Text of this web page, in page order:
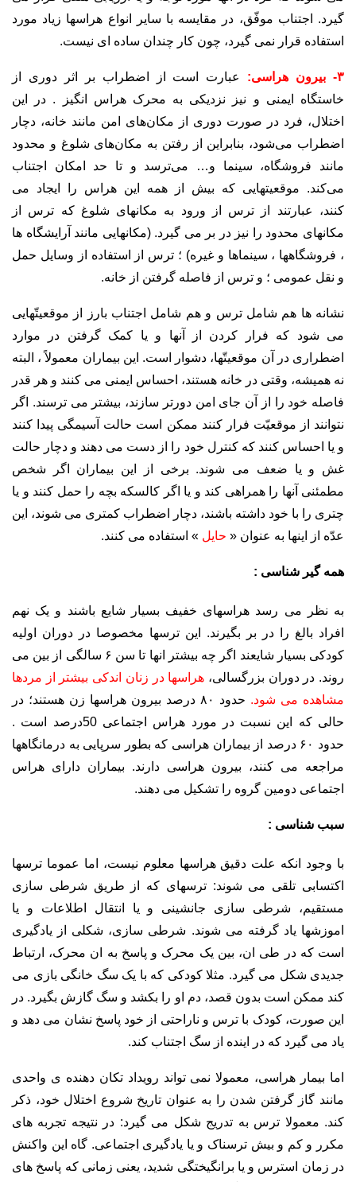
گیرد. اجتناب موفّق، در مقایسه با سایر انواع هراسها زیاد مورد
استفاده قرار نمی گیرد، چون کار چندان ساده ای نیست.
۳- بیرون هراسی:
عبارت است از اضطراب بر اثر دوری از
خاستگاه ایمنی و نیز نزدیکی به محرک هراس انگیز . در این
اختلال،‌ فرد در صورت دوری از مکان‌های امن مانند خانه، دچار
اضطراب می‌شود، بنابراین از رفتن به مکان‌های شلوغ و محدود
مانند فروشگاه، سینما و… می‌ترسد و تا حد امکان اجتناب
می‌کند. موقعیتهایی که بیش از همه این هراس را ایجاد می
کنند، عبارتند از ترس از ورود به مکانهای شلوغ که ترس از
مکانهای محدود را نیز در بر می گیرد. (مکانهایی مانند آرایشگاه ها
، فروشگاهها ، سینماها و غیره) ؛ ترس از استفاده از وسایل حمل
و نقل عمومی ؛ و ترس از فاصله گرفتن از خانه.
نشانه ها هم شامل ترس و هم شامل اجتناب بارز از موقعیتّهایی
می شود که فرار کردن از آنها و یا کمک گرفتن در موارد
اضطراری در آن موقعیتّها، دشوار است. این بیماران معمولاً ، البته
نه همیشه، وقتی در خانه هستند، احساس ایمنی می کنند و هر قدر
فاصله خود را از آن جای امن دورتر سازند، بیشتر می ترسند. اگر
نتوانند از موقعیّت فرار کنند ممکن است حالت آسیمگی پیدا کنند
و یا احساس کنند که کنترل خود را از دست می دهند و دچار حالت
غش و یا ضعف می شوند. برخی از این بیماران اگر شخص
مطمئنی آنها را همراهی کند و یا اگر کالسکه بچه را حمل کنند و یا
چتری را با خود داشته باشند، دچار اضطراب کمتری می شوند،‌ این
عدّه از اینها به عنوان « حایل » استفاده می کنند.
همه گیر شناسی :
به نظر می رسد هراسهای خفیف بسیار شایع باشند و یک نهم
افراد بالغ را در بر بگیرند. این ترسها مخصوصا در دوران اولیه
کودکی بسیار شایعند اگر چه بیشتر انها تا سن ۶ سالگی از بین می
روند. در دوران بزرگسالی، هراسها در زنان اندکی بیشتر از مردها
مشاهده می شود.
حدود ۸۰ درصد بیرون هراسها زن هستند؛ در
حالی که این نسبت در مورد هراس اجتماعی 50درصد است .
حدود ۶۰ درصد از بیماران هراسی که بطور سرپایی به درمانگاهها
مراجعه می کنند، بیرون هراسی دارند. بیماران دارای هراس
اجتماعی دومین گروه را تشکیل می دهند.
سبب شناسی :
با وجود انکه علت دقیق هراسها معلوم نیست، اما عموما ترسها
اکتسابی تلقی می شوند: ترسهای که از طریق شرطی سازی
مستقیم، شرطی سازی جانشینی و یا انتقال اطلاعات و یا
اموزشها یاد گرفته می شوند. شرطی سازی، شکلی از یادگیری
است که در طی ان، بین یک محرک و پاسخ به ان محرک، ارتباط
جدیدی شکل می گیرد. مثلا کودکی که با یک سگ خانگی بازی می
کند ممکن است بدون قصد، دم او را بکشد و سگ گازش بگیرد. در
این صورت، کودک با ترس و ناراحتی از خود پاسخ نشان می دهد و
یاد می گیرد که در اینده از سگ اجتناب کند.
اما بیمار هراسی، معمولا نمی تواند رویداد تکان دهنده ی واحدی
مانند گاز گرفتن شدن را به عنوان تاریخ شروع اختلال خود، ذکر
کند. معمولا ترس به تدریج شکل می گیرد: در نتیجه تجربه های
مکرر و کم و بیش ترسناک و یا یادگیری اجتماعی. گاه این واکنش
در زمان استرس و یا برانگیختگی شدید، یعنی زمانی که پاسخ های